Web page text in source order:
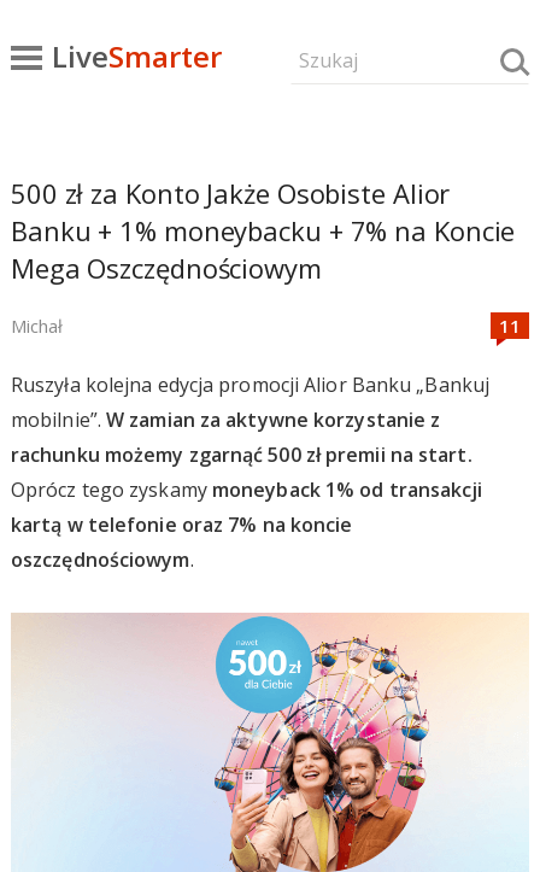
LiveSmarter
500 zł za Konto Jakże Osobiste Alior
Banku + 1% moneybacku + 7% na Koncie
Mega Oszczędnościowym
Michał
Ruszyła kolejna edycja promocji Alior Banku „Bankuj
mobilnie”.W zamian za aktywne korzystanie z
rachunku możemy zgarnąć 500 zł premii na start.
Oprócz tego zyskamy moneyback 1% od transakcji
kartą w telefonie oraz 7% na koncie
oszczędnościowym.